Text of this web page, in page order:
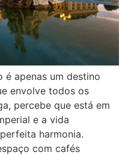
é apenas um destino
envolve todos os
percebe que está em
e a vida
harmonia.
com cafés